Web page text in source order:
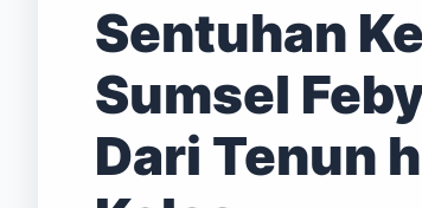
Sentuhan
Sumsel
Dari Tenun